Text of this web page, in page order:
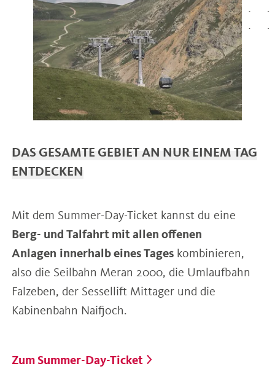
DAS GESAMTE GEBIET AN NUR EINEM TAG
ENTDECKEN
Mit dem Summer-Day-Ticket kannst du eine
Berg- und Talfahrt mit allen offenen
Anlagen innerhalb eines Tageskombinieren,
also die Seilbahn Meran 2000, die Umlaufbahn
Falzeben, der Sessellift Mittager und die
Kabinenbahn Naifjoch.
Zum Summer-Day-Ticket